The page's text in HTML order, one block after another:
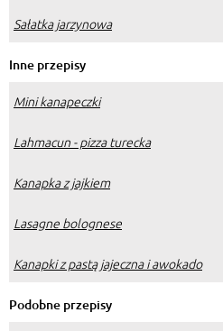
Sałatka jarzynowa
Inne przepisy
Mini kanapeczki
Lahmacun - pizza turecka
Kanapka z jajkiem
Lasagne bolognese
Kanapki z pastą jajeczna i awokado
Podobne przepisy